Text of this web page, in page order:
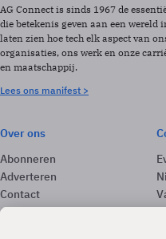
AG Connect is sinds 1967 de
die betekenis geven aan een
laten zien hoe tech elk aspect van
organisaties, ons werk en onze
en maatschappij.
Lees ons manifest >
Over ons
Abonneren
Adverteren
Contact
Colofon